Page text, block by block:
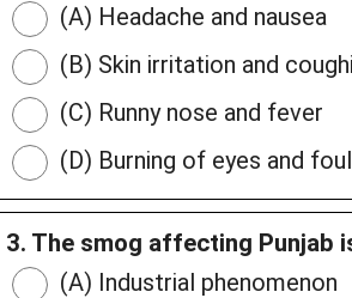
(A) Headache and nausea
(B) Skin irritation and
(C) Runny nose and fever
(D) Burning of eyes and
3. The smog affecting Punjab
(A) Industrial phenomenon